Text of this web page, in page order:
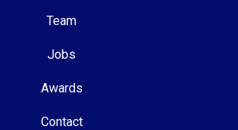
Team
Jobs
Awards
Contact